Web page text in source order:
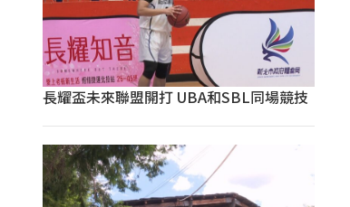
長耀盃未來聯盟開打 UBA和SBL同場競技